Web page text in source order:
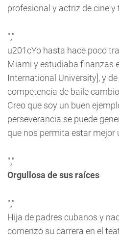
profesional y actriz de cine y
","
u201cYo hasta hace poco
Miami y estudiaba finanzas
International University], y
competencia de baile
Creo que soy un buen
perseverancia se puede
que nos permita estar mejor
","
Orgullosa de sus raíces
","
Hija de padres cubanos y
comenzó su carrera en el